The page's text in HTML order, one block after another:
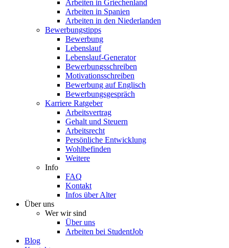
Arbeiten in Griechenland
Arbeiten in Spanien
Arbeiten in den Niederlanden
Bewerbungstipps
Bewerbung
Lebenslauf
Lebenslauf-Generator
Bewerbungsschreiben
Motivationsschreiben
Bewerbung auf Englisch
Bewerbungsgespräch
Karriere Ratgeber
Arbeitsvertrag
Gehalt und Steuern
Arbeitsrecht
Persönliche Entwicklung
Wohlbefinden
Weitere
Info
FAQ
Kontakt
Infos über Alter
Über uns
Wer wir sind
Über uns
Arbeiten bei StudentJob
Blog